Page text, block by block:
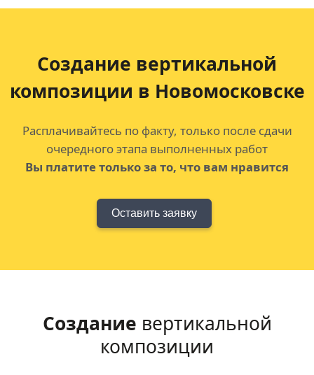
Создание вертикальной
композиции в Новомосковске
Расплачивайтесь по факту, только после сдачи
очередного этапа выполненных работ
Вы платите только за то, что вам нравится
Оставить заявку
Создание вертикальной
композиции